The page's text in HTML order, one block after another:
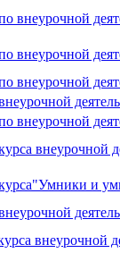
внеурочной
внеурочной
внеурочной
внеурочной
и